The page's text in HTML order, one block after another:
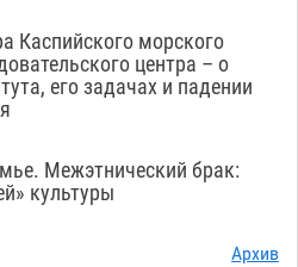
Каспийского морского
центра – о
его задачах и падении
Межэтнический брак:
культуры
Архив